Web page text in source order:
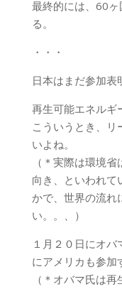
最終的には、60
る。
・・・
日本はまだ参加表
再生可能エネルギ
こういうとき、リ
いよね。
（＊実際は環境
向き、といわれて
かで、世界の流れ
い。。、）
１月２０日にオ
にアメリカも参加
（＊オバマ氏は